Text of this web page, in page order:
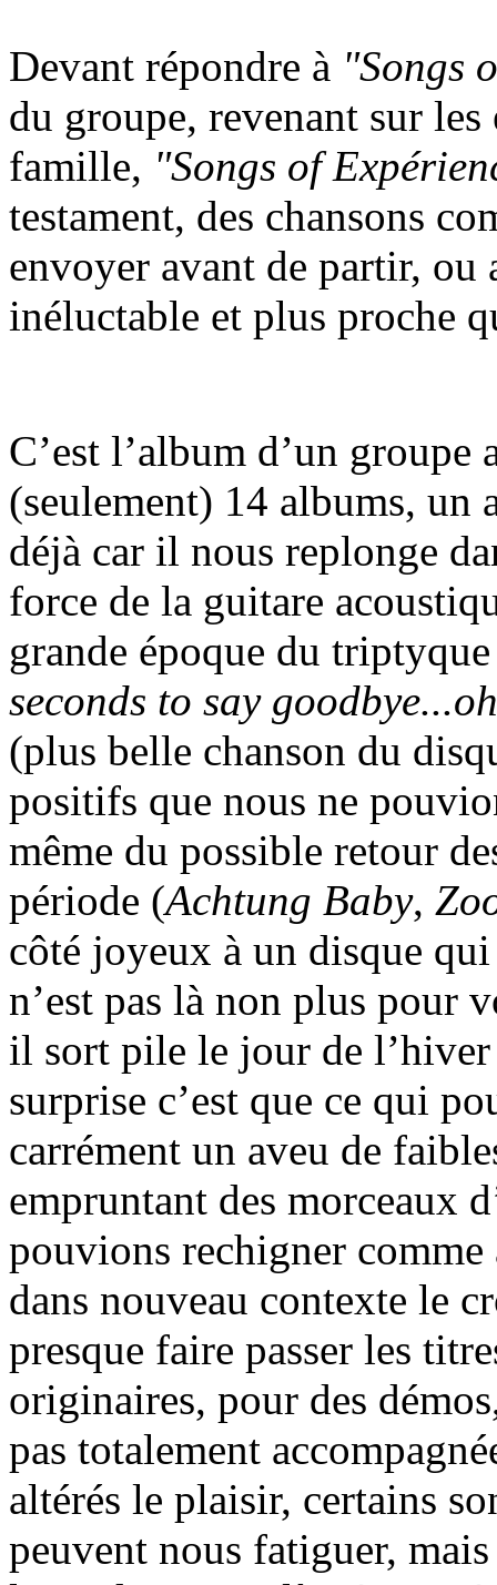
Devant répondre à "Songs
du groupe, revenant sur
famille, "Songs of
testament, des chansons
envoyer avant de partir, ou
inéluctable et plus proche
C’est l’album d’un groupe
(seulement) 14 albums,
déjà car il nous replonge
force de la guitare
grande époque du
seconds to say
(plus belle chanson du
positifs que nous ne
même du possible retour
période (Achtung Baby,
côté joyeux à un disque
n’est pas là non plus pour
il sort pile le jour de
surprise c’est que ce qui
carrément un aveu de
empruntant des morceaux
pouvions rechigner comme
dans nouveau contexte le
presque faire passer les
originaires, pour des
pas totalement
altérés le plaisir, certains
peuvent nous fatiguer,